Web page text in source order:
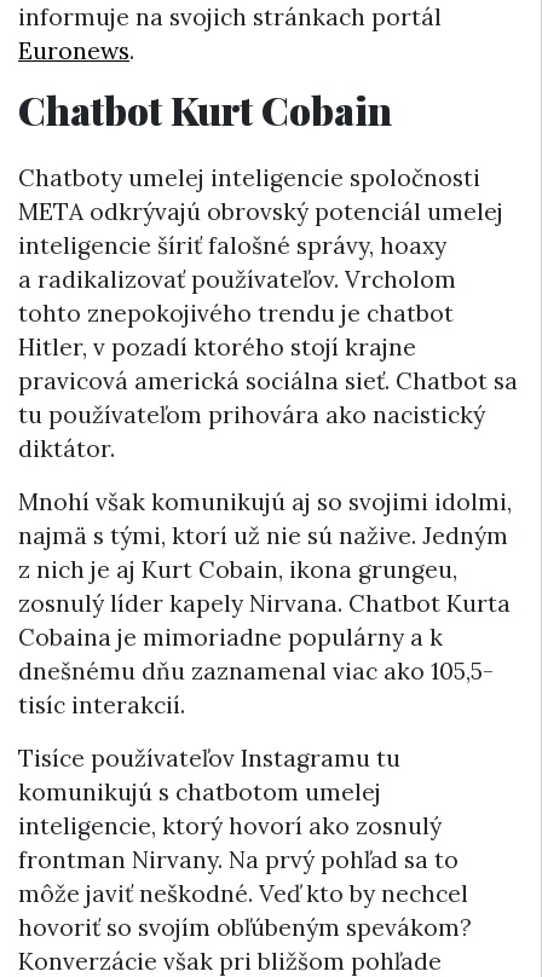
informuje na svojich stránkach portál
Euronews.
Chatbot Kurt Cobain
Chatboty umelej inteligencie spoločnosti
META odkrývajú obrovský potenciál umelej
inteligencie šíriť falošné správy, hoaxy
a radikalizovať používateľov. Vrcholom
tohto znepokojivého trendu je chatbot
Hitler, v pozadí ktorého stojí krajne
pravicová americká sociálna sieť. Chatbot sa
tu používateľom prihovára ako nacistický
diktátor.
Mnohí však komunikujú aj so svojimi idolmi,
najmä s tými, ktorí už nie sú nažive. Jedným
z nich je aj Kurt Cobain, ikona grungeu,
zosnulý líder kapely Nirvana. Chatbot Kurta
Cobaina je mimoriadne populárny a k
dnešnému dňu zaznamenal viac ako 105,5-
tisíc interakcií.
Tisíce používateľov Instagramu tu
komunikujú s chatbotom umelej
inteligencie, ktorý hovorí ako zosnulý
frontman Nirvany. Na prvý pohľad sa to
môže javiť neškodné. Veď kto by nechcel
hovoriť so svojím obľúbeným spevákom?
Konverzácie však pri bližšom pohľade